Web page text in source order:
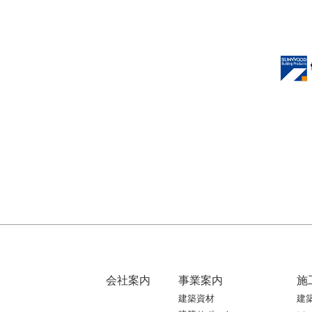
会社案内 事業案内
建築資材
施
建